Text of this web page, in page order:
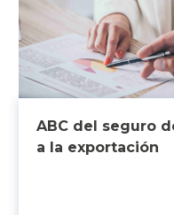
ABC del seguro
a la exportación